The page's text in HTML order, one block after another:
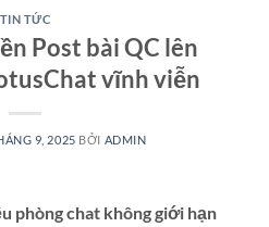
TIN TỨC
Post bài QC lên
vĩnh viễn
9, 2025 BỞI ADMIN
phòng chat không giới hạn